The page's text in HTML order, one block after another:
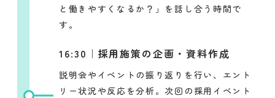
と働きやすくなるか？」を話し合う時間で
す。
16:30｜採用施策の企画・資料作成
説明会やイベントの振り返りを行い、エント
リー状況や反応を分析。次回の採用イベント